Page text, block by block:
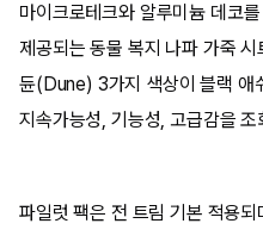
마이크로테크와 알루미늄 데코
제공되는 동물 복지 나파 가죽
듄(Dune) 3가지 색상이 블랙 애
지속가능성, 기능성, 고급감을
파일럿 팩은 전 트림 기본 적용